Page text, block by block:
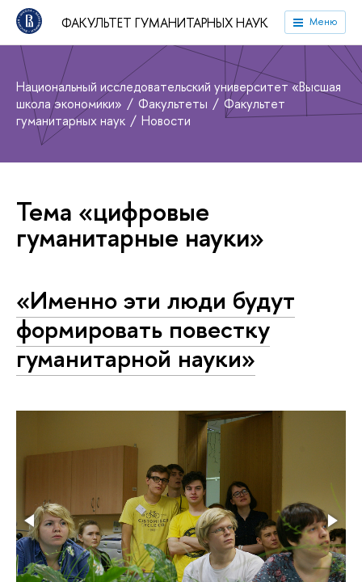
ФАКУЛЬТЕТ ГУМАНИТАРНЫХ НАУК Меню
Национальный исследовательский университет «Высшая
школа экономики»
Факультеты
Факультет
гуманитарных наук
Новости
Тема «цифровые
гуманитарные науки»
«Именно эти люди будут
формировать повестку
гуманитарной науки»